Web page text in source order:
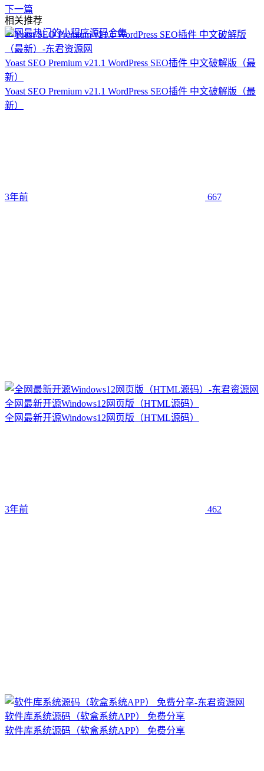
下一篇
全网最热门的小程序源码合集
相关推荐
Yoast SEO Premium v21.1 WordPress SEO插件 中文破解版（最
新）
Yoast SEO Premium v21.1 WordPress SEO插件 中文破解版（最
新）
3年前 667
全网最新开源Windows12网页版（HTML源码）
全网最新开源Windows12网页版（HTML源码）
3年前 462
软件库系统源码（软盒系统APP） 免费分享
软件库系统源码（软盒系统APP） 免费分享